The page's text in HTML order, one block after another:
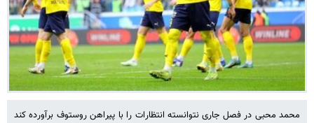
محمد محبی در فصل جاری نتوانسته انتظارات را با پیراهن روستوف برآورده کند